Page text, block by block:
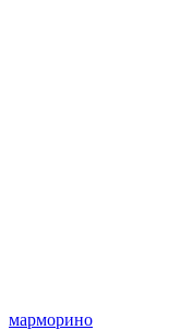
марморино